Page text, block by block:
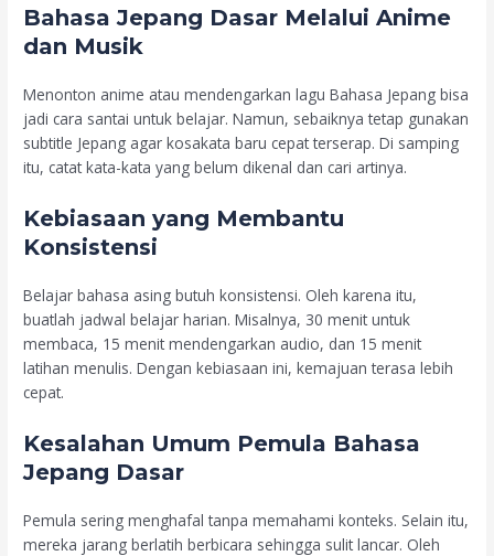
Bahasa Jepang Dasar Melalui Anime
dan Musik
Menonton anime atau mendengarkan lagu Bahasa Jepang bisa
jadi cara santai untuk belajar. Namun, sebaiknya tetap gunakan
subtitle Jepang agar kosakata baru cepat terserap. Di samping
itu, catat kata-kata yang belum dikenal dan cari artinya.
Kebiasaan yang Membantu
Konsistensi
Belajar bahasa asing butuh konsistensi. Oleh karena itu,
buatlah jadwal belajar harian. Misalnya, 30 menit untuk
membaca, 15 menit mendengarkan audio, dan 15 menit
latihan menulis. Dengan kebiasaan ini, kemajuan terasa lebih
cepat.
Kesalahan Umum Pemula Bahasa
Jepang Dasar
Pemula sering menghafal tanpa memahami konteks. Selain itu,
mereka jarang berlatih berbicara sehingga sulit lancar. Oleh